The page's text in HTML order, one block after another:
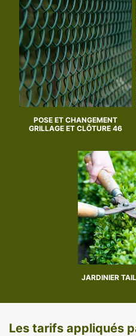
POSE ET CHANGEMENT
GRILLAGE ET CLÔTURE 46
JARDINIER
Les tarifs appliqués